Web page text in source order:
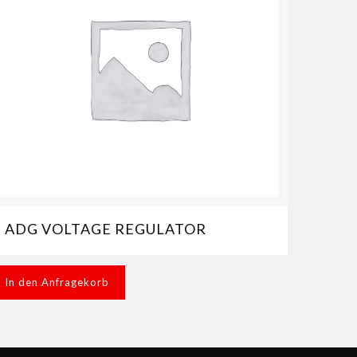
ADG VOLTAGE REGULATOR
In den Anfragekorb